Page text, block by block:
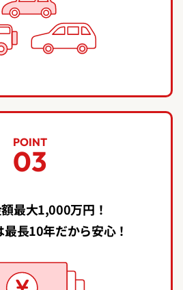
POINT
03
最大1,000万円！
長10年だから安心！